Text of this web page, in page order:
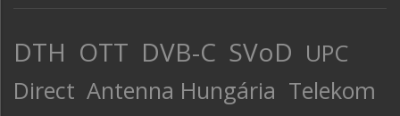
DTH OTT DVB-C SVoD UPC
Direct Antenna Hungária Telekom